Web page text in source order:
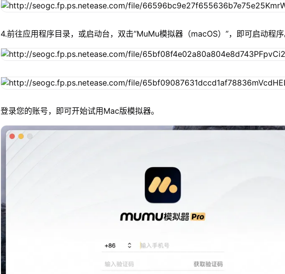
4.前往应用程序目录，或启动台，双击“MuMu模拟器（macOS）”，即可启动程
登录您的账号，即可开始试用Mac版模拟器。